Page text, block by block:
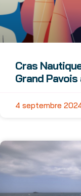
Cras
Grand
4 septembre